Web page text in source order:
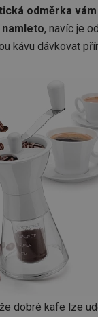
odměrka
, navíc je
kávu dávkovat
dobré kafe lze